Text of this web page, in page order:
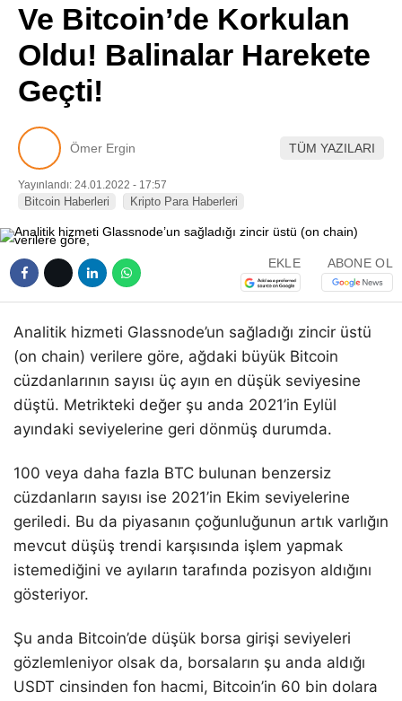
Youtube
TikTok
Ve Bitcoin’de Korkulan
Oldu! Balinalar Harekete
Geçti!
Ömer Ergin TÜM YAZILARI
Yayınlandı: 24.01.2022 - 17:57
Bitcoin Haberleri Kripto Para Haberleri
EKLE ABONE OL
Analitik hizmeti Glassnode’un sağladığı zincir üstü
(on chain) verilere göre, ağdaki büyük Bitcoin
cüzdanlarının sayısı üç ayın en düşük seviyesine
düştü. Metrikteki değer şu anda 2021’in Eylül
ayındaki seviyelerine geri dönmüş durumda.
100 veya daha fazla BTC bulunan benzersiz
cüzdanların sayısı ise 2021’in Ekim seviyelerine
geriledi. Bu da piyasanın çoğunluğunun artık varlığın
mevcut düşüş trendi karşısında işlem yapmak
istemediğini ve ayıların tarafında pozisyon aldığını
gösteriyor.
Şu anda Bitcoin’de düşük borsa girişi seviyeleri
gözlemleniyor olsak da, borsaların şu anda aldığı
USDT cinsinden fon hacmi, Bitcoin’in 60 bin dolara